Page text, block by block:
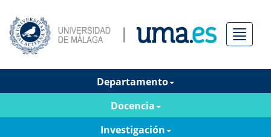
Menú
Departamento
Docencia
Investigación